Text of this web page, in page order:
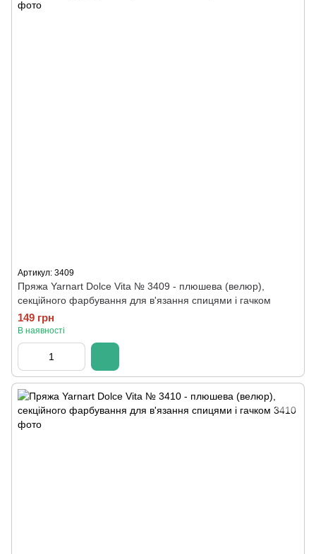
Артикул: 3409
Пряжа Yarnart Dolce Vita № 3409 - плюшева (велюр),
секційного фарбування для в'язання спицями і гачком
149 грн
В наявності